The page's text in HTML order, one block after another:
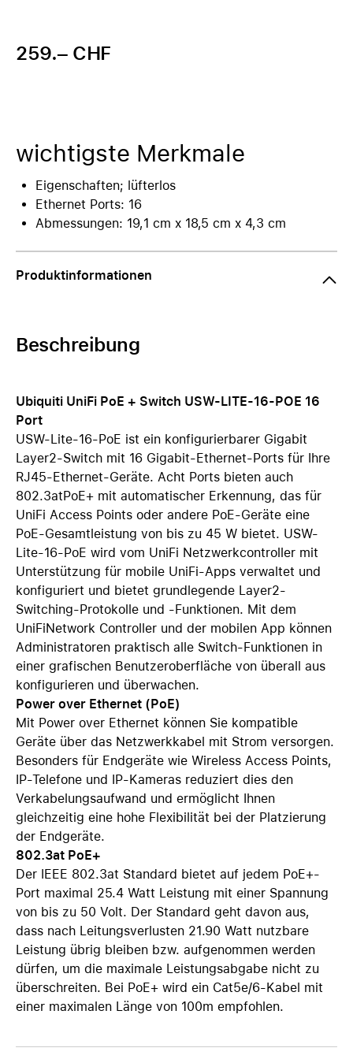
259.– CHF
wichtigste Merkmale
Eigenschaften; lüfterlos
Ethernet Ports: 16
Abmessungen: 19,1 cm x 18,5 cm x 4,3 cm
Produktinformationen
Beschreibung
Ubiquiti UniFi PoE + Switch USW-LITE-16-POE 16
Port
USW-Lite-16-PoE ist ein konfigurierbarer Gigabit
Layer2-Switch mit 16 Gigabit-Ethernet-Ports für Ihre
RJ45-Ethernet-Geräte. Acht Ports bieten auch
802.3atPoE+ mit automatischer Erkennung, das für
UniFi Access Points oder andere PoE-Geräte eine
PoE-Gesamtleistung von bis zu 45 W bietet. USW-
Lite-16-PoE wird vom UniFi Netzwerkcontroller mit
Unterstützung für mobile UniFi-Apps verwaltet und
konfiguriert und bietet grundlegende Layer2-
Switching-Protokolle und -Funktionen. Mit dem
UniFiNetwork Controller und der mobilen App können
Administratoren praktisch alle Switch-Funktionen in
einer grafischen Benutzeroberfläche von überall aus
konfigurieren und überwachen.
Power over Ethernet (PoE)
Mit Power over Ethernet können Sie kompatible
Geräte über das Netzwerkkabel mit Strom versorgen.
Besonders für Endgeräte wie Wireless Access Points,
IP-Telefone und IP-Kameras reduziert dies den
Verkabelungsaufwand und ermöglicht Ihnen
gleichzeitig eine hohe Flexibilität bei der Platzierung
der Endgeräte.
802.3at PoE+
Der IEEE 802.3at Standard bietet auf jedem PoE+-
Port maximal 25.4 Watt Leistung mit einer Spannung
von bis zu 50 Volt. Der Standard geht davon aus,
dass nach Leitungsverlusten 21.90 Watt nutzbare
Leistung übrig bleiben bzw. aufgenommen werden
dürfen, um die maximale Leistungsabgabe nicht zu
überschreiten. Bei PoE+ wird ein Cat5e/6-Kabel mit
einer maximalen Länge von 100m empfohlen.